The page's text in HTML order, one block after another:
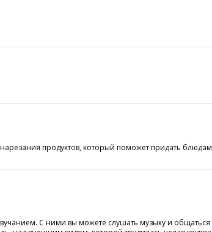
продуктов, который поможет придать
С ними вы можете слушать музыку и